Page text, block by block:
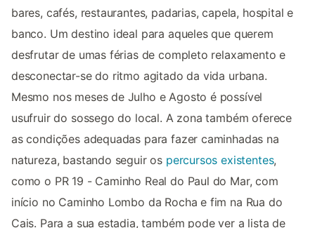
bares, cafés, restaurantes, padarias, capela, hospital e
banco. Um destino ideal para aqueles que querem
desfrutar de umas férias de completo relaxamento e
desconectar-se do ritmo agitado da vida urbana.
Mesmo nos meses de Julho e Agosto é possível
usufruir do sossego do local. A zona também oferece
as condições adequadas para fazer caminhadas na
natureza, bastando seguir os percursos existentes,
como o PR 19 - Caminho Real do Paul do Mar, com
início no Caminho Lombo da Rocha e fim na Rua do
Cais. Para a sua estadia, também pode ver a lista de